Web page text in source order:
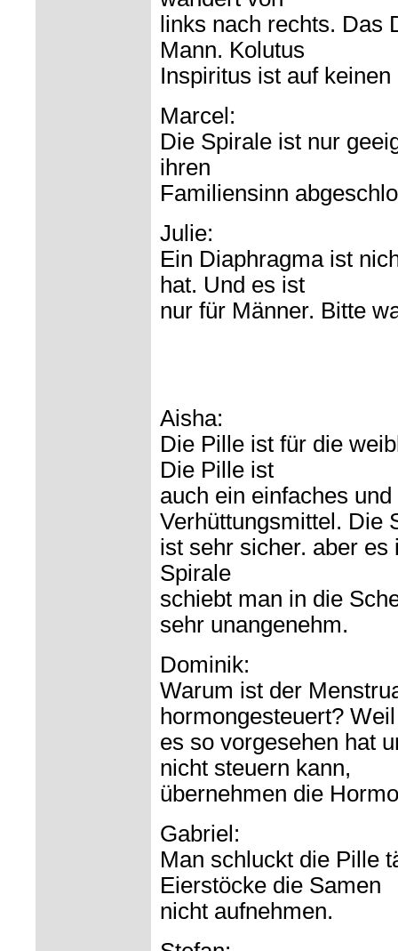
links nach rechts. Das
Mann. Kolutus
Inspiritus ist auf
Marcel:
Die Spirale ist nur
ihren
Familiensinn
Julie:
Ein Diaphragma ist
hat. Und es ist
nur für Männer. Bitte
Aisha:
Die Pille ist für die
Die Pille ist
auch ein einfaches
Verhüttungsmittel. Die
ist sehr sicher. aber
Spirale
schiebt man in die
sehr unangenehm.
Dominik:
Warum ist der
hormongesteuert?
es so vorgesehen hat
nicht steuern kann,
übernehmen die
Gabriel:
Man schluckt die Pille
Eierstöcke die Samen
nicht aufnehmen.